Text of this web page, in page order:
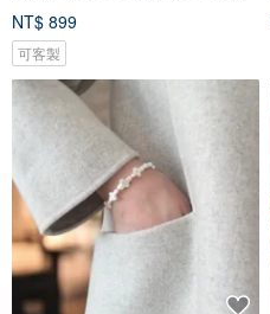
NT$ 899
可客製